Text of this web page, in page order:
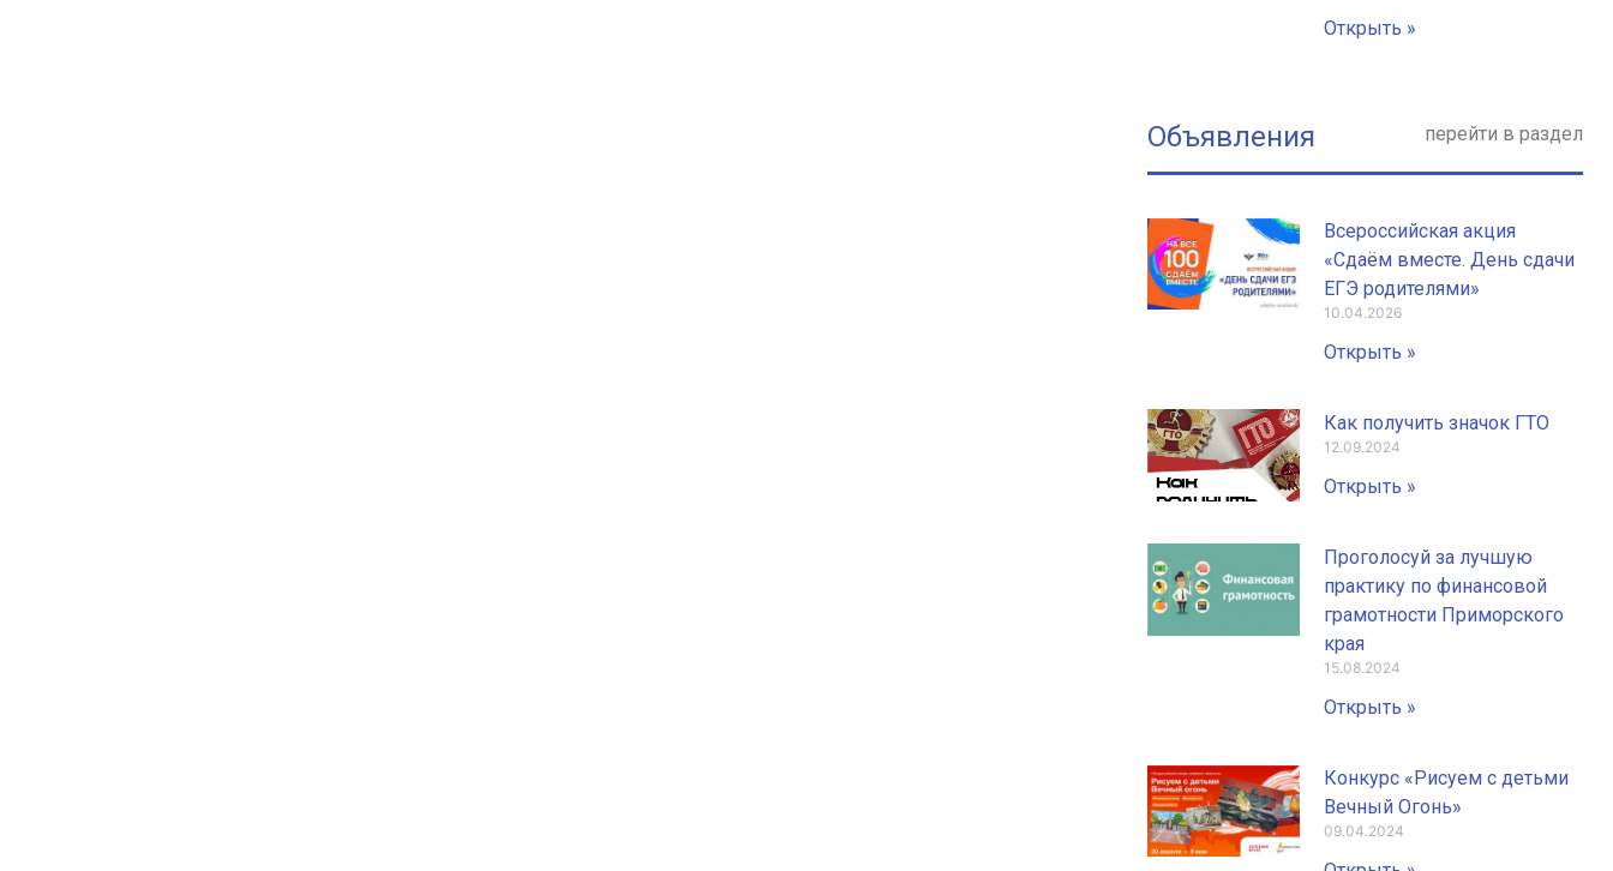
Открыть »
Объявления перейти в раздел
Всероссийская акция
«Сдаём вместе. День сдачи
ЕГЭ родителями»
10.04.2026
Открыть »
Как получить значок ГТО
12.09.2024
Открыть »
Проголосуй за лучшую
практику по финансовой
грамотности Приморского
края
15.08.2024
Открыть »
Конкурс «Рисуем с детьми
Вечный Огонь»
09.04.2024